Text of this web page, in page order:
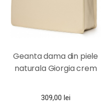
Geanta dama din piele
naturala Giorgia crem
309,00 lei